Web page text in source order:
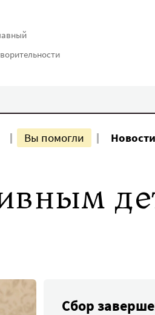
Вы помогли
Сбор